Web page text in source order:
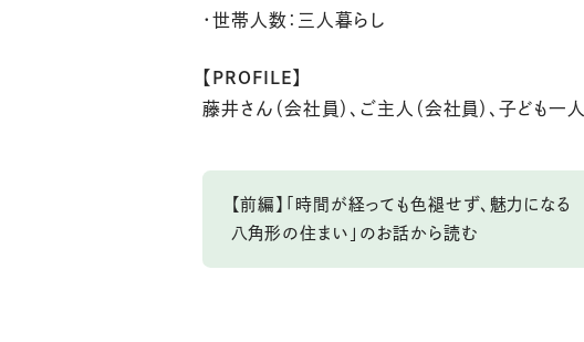
・世帯人数：三人暮らし
【PROFILE】
藤井さん（会社員）、ご主人（会社員）、子ども一
【前編】「時間が経っても色褪せず、魅力になる
八角形の住まい」のお話から読む